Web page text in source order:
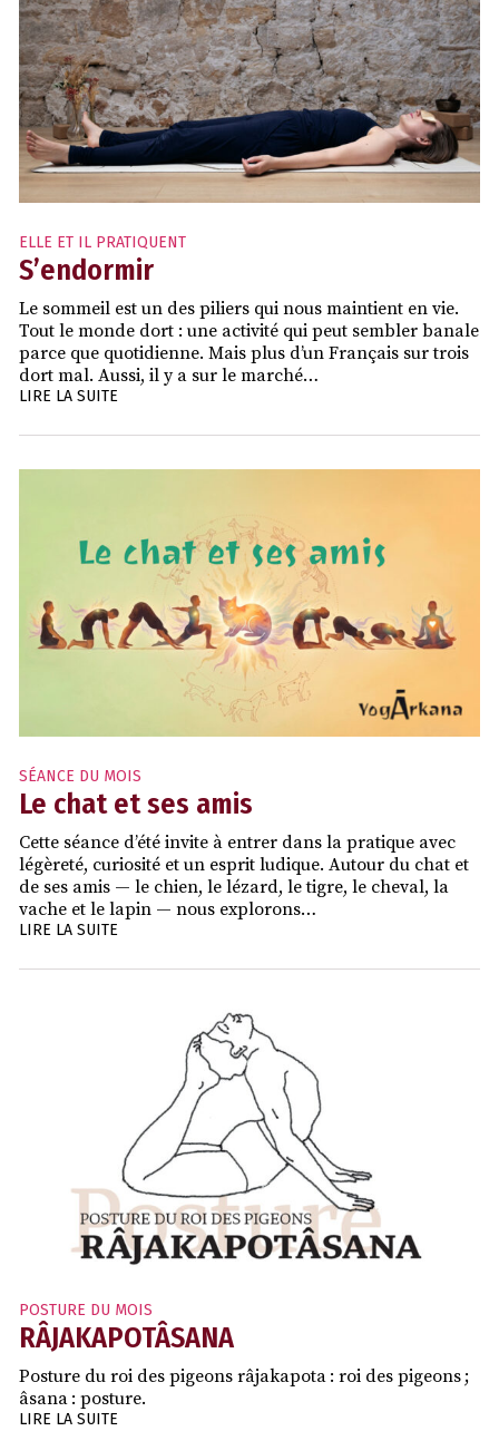
ELLE ET IL PRATIQUENT
S’endormir
Le sommeil est un des piliers qui nous maintient en vie.
Tout le monde dort : une activité qui peut sembler banale
parce que quotidienne. Mais plus d’un Français sur trois
dort mal. Aussi, il y a sur le marché…
LIRE LA SUITE
SÉANCE DU MOIS
Le chat et ses amis
Cette séance d’été invite à entrer dans la pratique avec
légèreté, curiosité et un esprit ludique. Autour du chat et
de ses amis — le chien, le lézard, le tigre, le cheval, la
vache et le lapin — nous explorons…
LIRE LA SUITE
POSTURE DU MOIS
RÂJAKAPOTÂSANA
Posture du roi des pigeons râjakapota : roi des pigeons ;
âsana : posture.
LIRE LA SUITE